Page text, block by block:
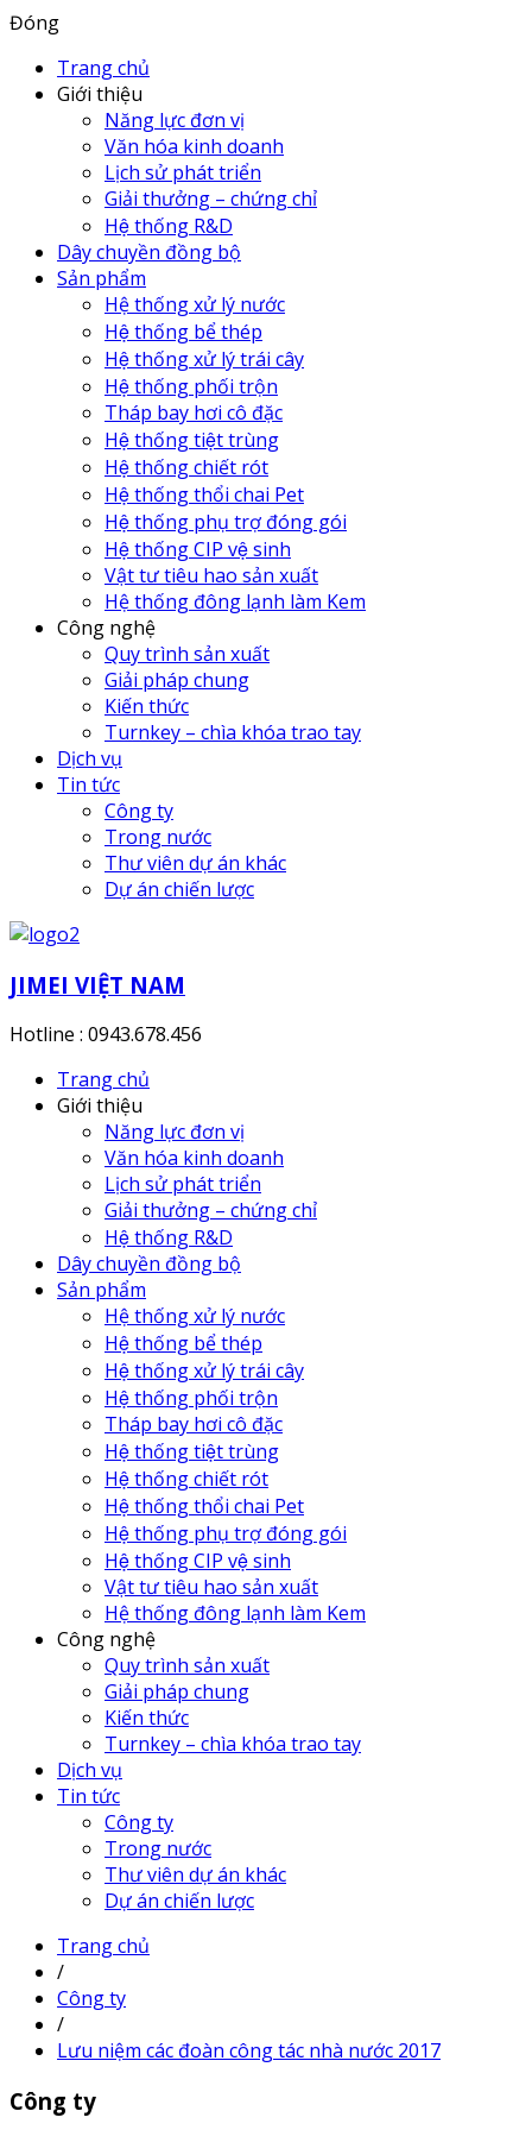
Đóng
Trang chủ
Giới thiệu
Năng lực đơn vị
Văn hóa kinh doanh
Lịch sử phát triển
Giải thưởng – chứng chỉ
Hệ thống R&D
Dây chuyền đồng bộ
Sản phẩm
Hệ thống xử lý nước
Hệ thống bể thép
Hệ thống xử lý trái cây
Hệ thống phối trộn
Tháp bay hơi cô đặc
Hệ thống tiệt trùng
Hệ thống chiết rót
Hệ thống thổi chai Pet
Hệ thống phụ trợ đóng gói
Hệ thống CIP vệ sinh
Vật tư tiêu hao sản xuất
Hệ thống đông lạnh làm Kem
Công nghệ
Quy trình sản xuất
Giải pháp chung
Kiến thức
Turnkey – chìa khóa trao tay
Dịch vụ
Tin tức
Công ty
Trong nước
Thư viên dự án khác
Dự án chiến lược
JIMEI VIỆT NAM
Hotline : 0943.678.456
Trang chủ
Giới thiệu
Năng lực đơn vị
Văn hóa kinh doanh
Lịch sử phát triển
Giải thưởng – chứng chỉ
Hệ thống R&D
Dây chuyền đồng bộ
Sản phẩm
Hệ thống xử lý nước
Hệ thống bể thép
Hệ thống xử lý trái cây
Hệ thống phối trộn
Tháp bay hơi cô đặc
Hệ thống tiệt trùng
Hệ thống chiết rót
Hệ thống thổi chai Pet
Hệ thống phụ trợ đóng gói
Hệ thống CIP vệ sinh
Vật tư tiêu hao sản xuất
Hệ thống đông lạnh làm Kem
Công nghệ
Quy trình sản xuất
Giải pháp chung
Kiến thức
Turnkey – chìa khóa trao tay
Dịch vụ
Tin tức
Công ty
Trong nước
Thư viên dự án khác
Dự án chiến lược
Trang chủ
/
Công ty
/
Lưu niệm các đoàn công tác nhà nước 2017
Công ty